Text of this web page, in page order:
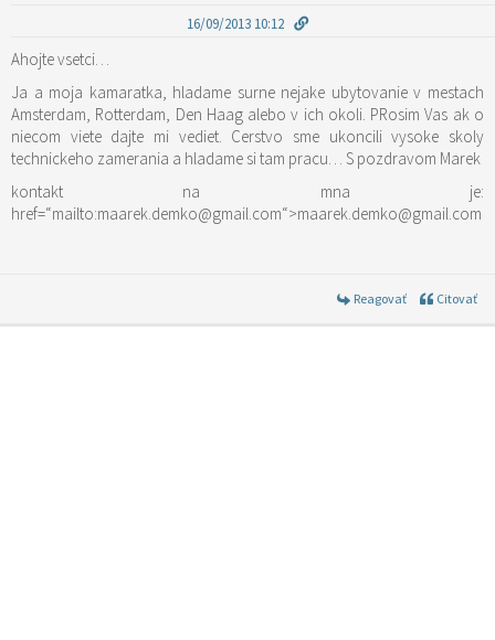
16/09/2013 10:12
Ahojte vsetci…
Ja a moja kamaratka, hladame surne nejake ubytovanie v mestach
Amsterdam, Rotterdam, Den Haag alebo v ich okoli. PRosim Vas ak o
niecom viete dajte mi vediet. Cerstvo sme ukoncili vysoke skoly
technickeho zamerania a hladame si tam pracu… S pozdravom Marek
kontakt na mna je:
href=“mailto:maarek.demko@gmail.com“>maarek.demko@gmail.com
Reagovať Citovať